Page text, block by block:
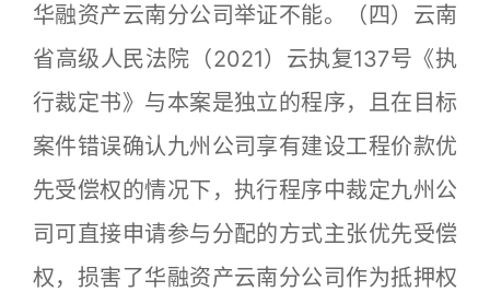
华融资产云南分公司举证不能。（四）云南
省高级人民法院（2021）云执复137号《执
行裁定书》与本案是独立的程序，且在目标
案件错误确认九州公司享有建设工程价款优
先受偿权的情况下，执行程序中裁定九州公
司可直接申请参与分配的方式主张优先受偿
权，损害了华融资产云南分公司作为抵押权